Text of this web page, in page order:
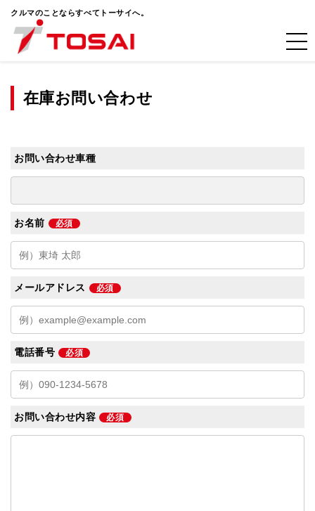
クルマのことならすべてトーサイへ。
在庫お問い合わせ
お問い合わせ車種
お名前 必須
メールアドレス 必須
電話番号 必須
お問い合わせ内容 必須